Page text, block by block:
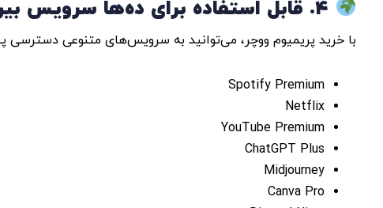
با خرید پریمیوم ووچر، می‌توانید به سرویس‌های متنوعی دسترسی
Spotify Premium
Netflix
YouTube Premium
ChatGPT Plus
Midjourney
Canva Pro